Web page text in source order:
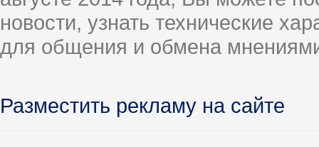
новости, узнать технические
для общения и обмена
Разместить рекламу на сайте